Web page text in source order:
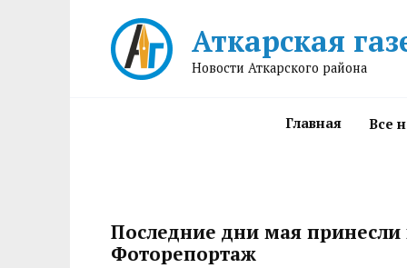
Аткарская
Новости Аткарского района
Главная Все
Последние дни мая принесли
Фоторепортаж